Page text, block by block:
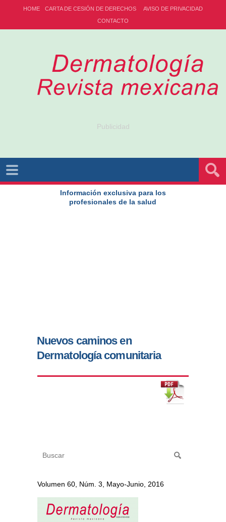
HOME CARTA DE CESIÓN DE DERECHOS
AVISO DE PRIVACIDAD
CONTACTO
Publicidad
Información exclusiva para los
profesionales de la salud
Nuevos caminos en
Dermatología comunitaria
Volumen 60, Núm. 3, Mayo-Junio, 2016